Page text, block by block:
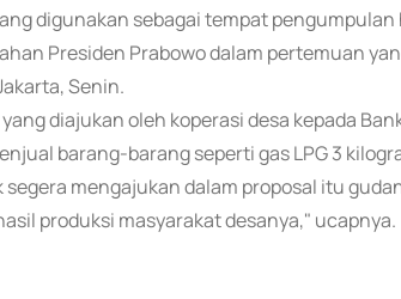
digunakan sebagai tempat
Presiden Prabowo dalam pertemuan
Senin.
diajukan oleh koperasi desa kepada
barang-barang seperti gas LPG 3
mengajukan dalam proposal itu
produksi masyarakat desanya,"